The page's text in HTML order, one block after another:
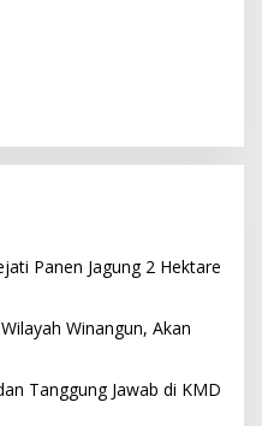
Panen Jagung 2 Hektare
Winangun, Akan
Tanggung Jawab di KMD